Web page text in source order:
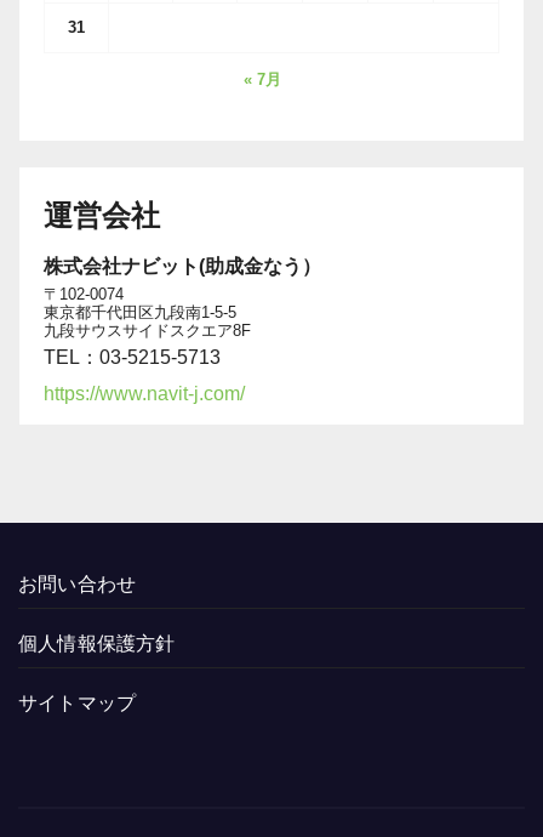
31
« 7月
運営会社
株式会社ナビット(助成金なう）
〒102-0074
東京都千代田区九段南1-5-5
九段サウスサイドスクエア8F
TEL：03-5215-5713
https://www.navit-j.com/
お問い合わせ
個人情報保護方針
サイトマップ